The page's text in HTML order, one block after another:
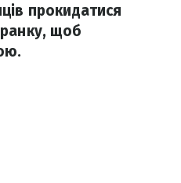
прокидатися
ранку, щоб